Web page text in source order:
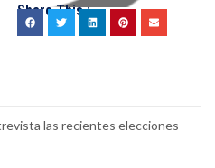
Share This :
las recientes elecciones